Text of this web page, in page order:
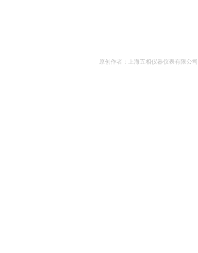
原创作者：上海五相仪器仪表有限公司